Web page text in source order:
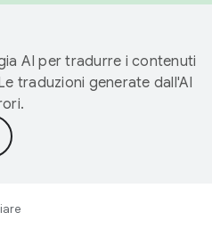
AI per tradurre i contenuti
traduzioni generate dall'AI